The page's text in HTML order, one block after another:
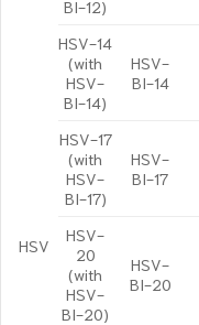
HSV
BI-12)
HSV-14
(with
HSV-
BI-14)
HSV-
BI-14
HSV-17
(with
HSV-
BI-17)
HSV-
BI-17
HSV-
20
(with
HSV-
BI-20)
HSV-
BI-20